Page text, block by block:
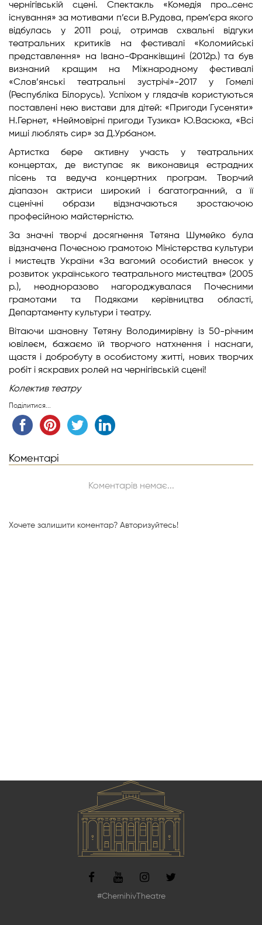
чернігівській сцені. Спектакль «Комедія про…сенс
існування» за мотивами п’єси В.Рудова, прем’єра якого
відбулась у 2011 році, отримав схвальні відгуки
театральних критиків на фестивалі «Коломийські
представлення» на Івано-Франківщині (2012р.) та був
визнаний кращим на Міжнародному фестивалі
«Слов’янські театральні зустрічі»-2017 у Гомелі
(Республіка Білорусь). Успіхом у глядачів користуються
поставлені нею вистави для дітей: «Пригоди Гусеняти»
Н.Гернет, «Неймовірні пригоди Тузика» Ю.Васюка, «Всі
миші люблять сир» за Д.Урбаном.
Артистка бере активну участь у театральних
концертах, де виступає як виконавиця естрадних
пісень та ведуча концертних програм. Творчий
діапазон актриси широкий і багатогранний, а її
сценічні образи відзначаються зростаючою
професійною майстерністю.
За значні творчі досягнення Тетяна Шумейко була
відзначена Почесною грамотою Міністерства культури
і мистецтв України «За вагомий особистий внесок у
розвиток українського театрального мистецтва» (2005
р.), неодноразово нагороджувалася Почесними
грамотами та Подяками керівництва області,
Департаменту культури і театру.
Вітаючи шановну Тетяну Володимирівну із 50-річним
ювілеєм, бажаємо їй творчого натхнення і наснаги,
щастя і добробуту в особистому житті, нових творчих
робіт і яскравих ролей на чернігівській сцені!
Колектив театру
Поділитися...
Коментарі
Коментарів немає...
Хочете залишити коментар? Авторизуйтесь!
#ChernihivTheatre